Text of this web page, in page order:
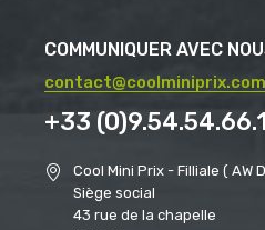
COMMUNIQUER AVEC
contact@coolminiprix.com
+33
Cool Mini Prix - Filliale ( AW
Siège social
43 rue de la chapelle